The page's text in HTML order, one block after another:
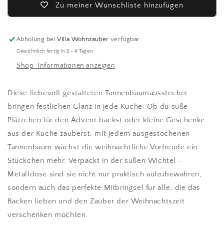
Zu meiner Wunschliste hinzufügen
Abholung beiVilla Wohnzauber verfügbar
Gewöhnlich fertig in 2 - 4 Tagen
Shop-Informationen anzeigen
Diese liebevoll gestalteten Tannenbaumausstecher
bringen festlichen Glanz in jede Küche. Ob du süße
Plätzchen für den Advent backst oder kleine Geschenke
aus der Küche zauberst, mit jedem ausgestochenen
Tannenbaum wächst die weihnachtliche Vorfreude ein
Stückchen mehr. Verpackt in der süßen Wichtel -
Metalldose sind sie nicht nur praktisch aufzubewahren,
sondern auch das perfekte Mitbringsel für alle, die das
Backen lieben und den Zauber der Weihnachtszeit
verschenken möchten.